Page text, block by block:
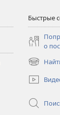
Быстрые
о
в
новом